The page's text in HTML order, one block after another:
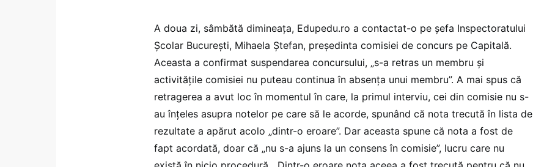
A doua zi, sâmbătă dimineața, Edupedu.ro a contactat-o pe șefa Inspectoratului
Școlar București, Mihaela Ștefan, președinta comisiei de concurs pe Capitală.
Aceasta a confirmat suspendarea concursului, „s-a retras un membru și
activitățile comisiei nu puteau continua în absența unui membru”. A mai spus că
retragerea a avut loc în momentul în care, la primul interviu, cei din comisie nu s-
au înțeles asupra notelor pe care să le acorde, spunând că nota trecută în lista de
rezultate a apărut acolo „dintr-o eroare”. Dar aceasta spune că nota a fost de
fapt acordată, doar că „nu s-a ajuns la un consens în comisie”, lucru care nu